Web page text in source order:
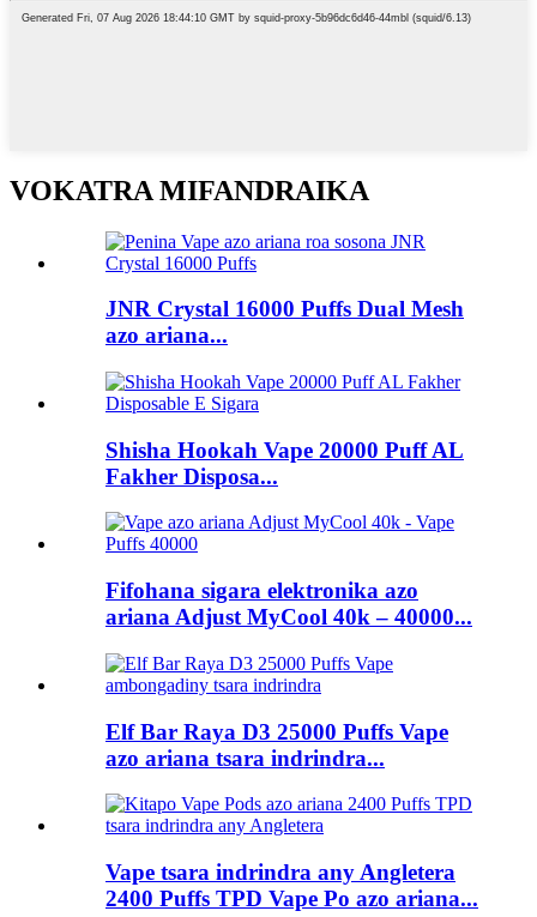
VOKATRA MIFANDRAIKA
JNR Crystal 16000 Puffs Dual Mesh
azo ariana...
Shisha Hookah Vape 20000 Puff AL
Fakher Disposa...
Fifohana sigara elektronika azo
ariana Adjust MyCool 40k – 40000...
Elf Bar Raya D3 25000 Puffs Vape
azo ariana tsara indrindra...
Vape tsara indrindra any Angletera
2400 Puffs TPD Vape Po azo ariana...